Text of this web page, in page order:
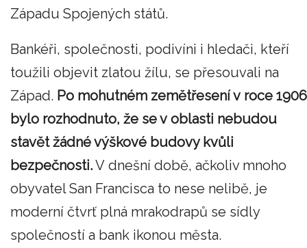
Západu Spojených států.
Bankéři, společnosti, podivíni i hledači, kteří
toužili objevit zlatou žílu, se přesouvali na
Západ. Po mohutném zemětřesení v roce 1906
bylo rozhodnuto, že se v oblasti nebudou
stavět žádné výškové budovy kvůli
bezpečnosti.V dnešní době, ačkoliv mnoho
obyvatel San Francisca to nese nelibě, je
moderní čtvrť plná mrakodrapů se sídly
společností a bank ikonou města.